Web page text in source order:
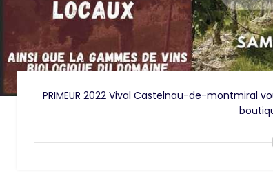
PRIMEUR 2022 Vival Castelnau-de-montmiral